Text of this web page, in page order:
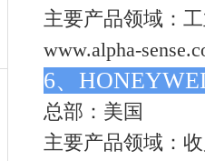
主要产品领域：
www.alpha-
6、
总部：美国
主要产品领域：